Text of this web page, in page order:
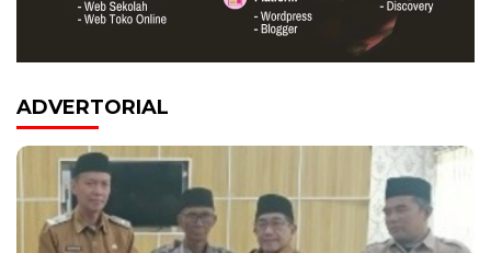
ADVERTORIAL